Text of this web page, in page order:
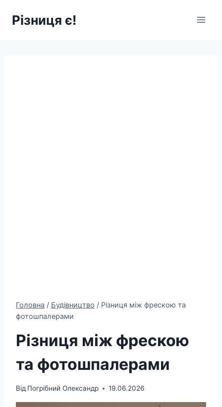
Різниця є!
Головна / Будівництво / Різниця між фрескою та
фотошпалерами
Різниця між фрескою
та фотошпалерами
Від Погрібний Олександр 19.06.2026